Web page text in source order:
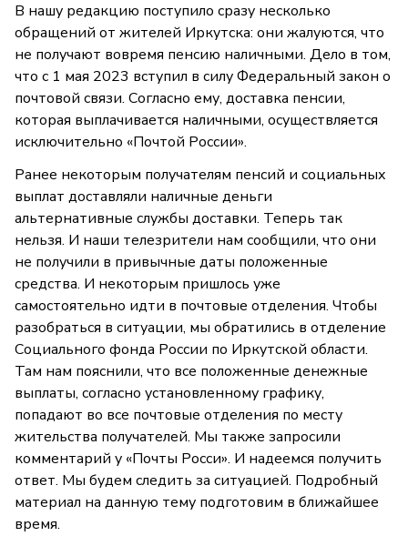
В нашу редакцию поступило сразу несколько
обращений от жителей Иркутска: они жалуются, что
не получают вовремя пенсию наличными. Дело в том,
что с 1 мая 2023 вступил в силу Федеральный закон о
почтовой связи. Согласно ему, доставка пенсии,
которая выплачивается наличными, осуществляется
исключительно «Почтой России».
Ранее некоторым получателям пенсий и социальных
выплат доставляли наличные деньги
альтернативные службы доставки. Теперь так
нельзя. И наши телезрители нам сообщили, что они
не получили в привычные даты положенные
средства. И некоторым пришлось уже
самостоятельно идти в почтовые отделения. Чтобы
разобраться в ситуации, мы обратились в отделение
Социального фонда России по Иркутской области.
Там нам пояснили, что все положенные денежные
выплаты, согласно установленному графику,
попадают во все почтовые отделения по месту
жительства получателей. Мы также запросили
комментарий у «Почты Росси». И надеемся получить
ответ. Мы будем следить за ситуацией. Подробный
материал на данную тему подготовим в ближайшее
время.